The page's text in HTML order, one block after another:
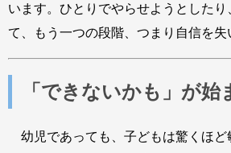
います。ひとりでやらせようとした
て、もう一つの段階、つまり自信を
「できないかも」が始
幼児であっても、子どもは驚くほど